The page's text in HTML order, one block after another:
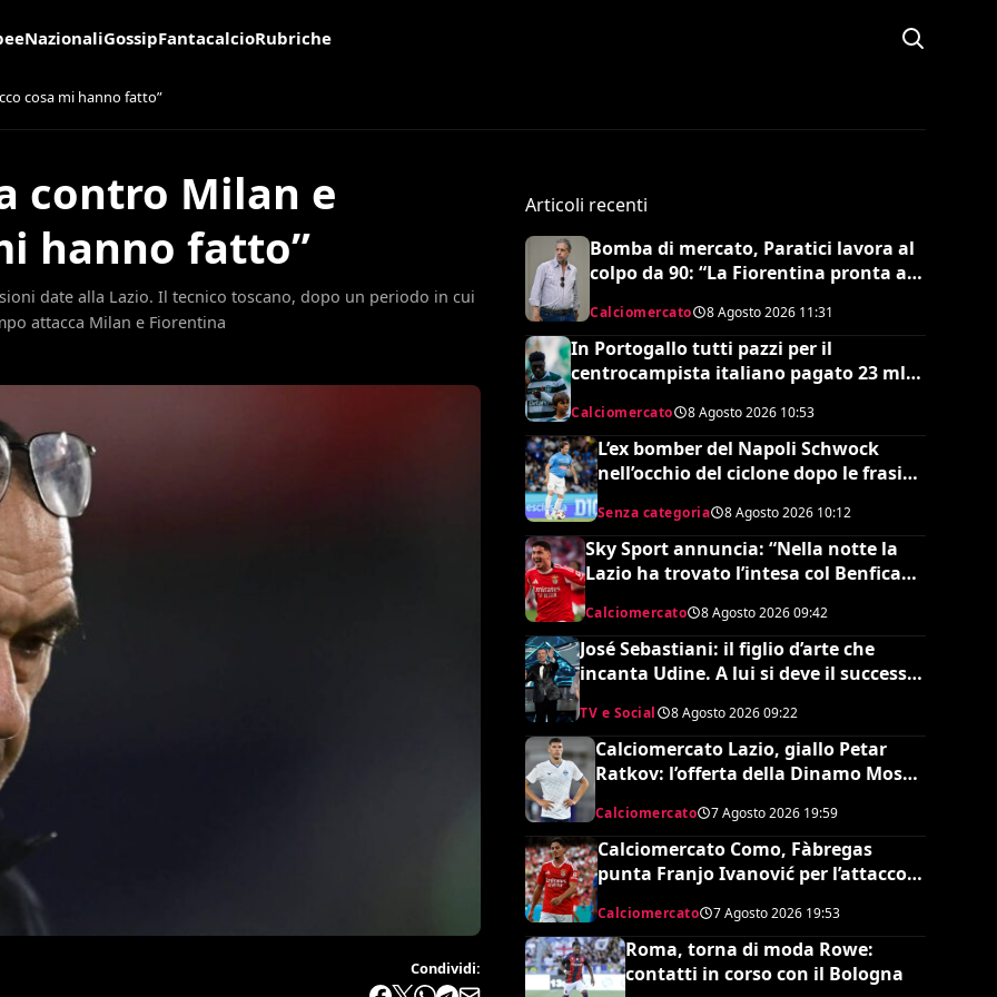
NazionaliGossipFantacalcioRubriche
cosa mi hanno fatto”
contro Milan e
hanno fatto”
date alla Lazio. Il tecnico toscano, dopo un periodo in cui
attacca Milan e Fiorentina
Condividi:
Articoli recenti
Bomba di mercato, Paratici lavora al
colpo da 90: “La Fiorentina pronta a
Calciomercato 8 Agosto 2026 11:31
In Portogallo tutti pazzi per il
centrocampista italiano pagato 23 mln
e dalla Serie A: lo strano caso di Issa
Doumbia
Calciomercato 8 Agosto 2026 10:53
L’ex bomber del Napoli Schwock
nell’occhio del ciclone dopo le frasi
shock su Mario Roggero
Senza categoria 8 Agosto 2026 10:12
Sky Sport annuncia: “Nella notte la
Lazio ha trovato l’intesa col Benfica
per Ivanovic. Si attende il sì del
giocatore”
Calciomercato 8 Agosto 2026 09:42
José Sebastiani: il figlio d’arte che
incanta Udine. A lui si deve il successo
debutto in Serie A
TV e Social 8 Agosto 202609:22
Calciomercato Lazio, giallo Petar
Ratkov: l’offerta della Dinamo Mosca
e la smentita dell’agente
Calciomercato 7 Agosto 2026 19:59
Calciomercato Como, Fàbregas
punta Franjo Ivanović per l’attacco:
il punto sulla trattativa
Calciomercato 7 Agosto 2026 19:53
Roma, torna di moda Rowe:
contatti in corso con il Bologna